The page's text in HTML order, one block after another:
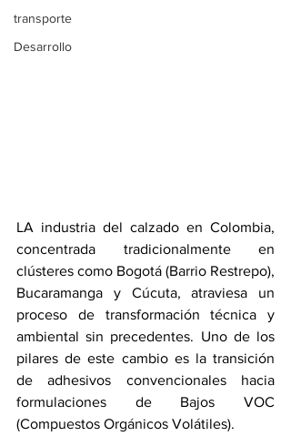
transporte
Desarrollo
LA industria del calzado en Colombia,
concentrada tradicionalmente en
clústeres como Bogotá (Barrio Restrepo),
Bucaramanga y Cúcuta, atraviesa un
proceso de transformación técnica y
ambiental sin precedentes. Uno de los
pilares de este cambio es la transición
de adhesivos convencionales hacia
formulaciones de Bajos VOC
(Compuestos Orgánicos Volátiles).